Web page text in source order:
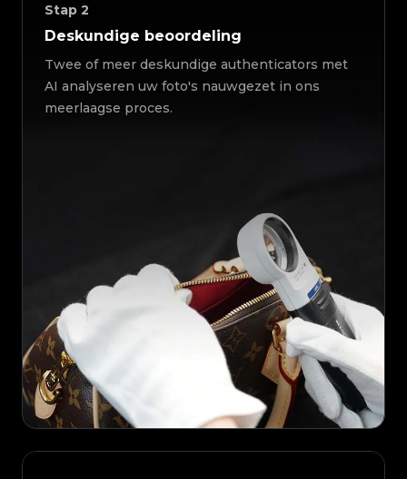
Stap 2
Deskundige beoordeling
Twee of meer deskundige authenticators met
AI analyseren uw foto's nauwgezet in ons
meerlaagse proces.